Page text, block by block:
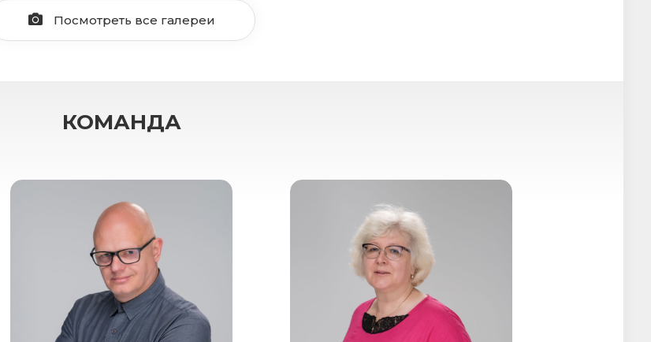
Посмотреть все галереи
КОМАНДА